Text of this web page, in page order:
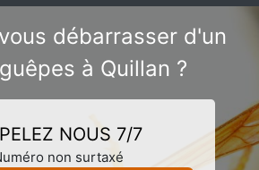
débarrasser d'un
à Quillan ?
NOUS 7/7
non surtaxé